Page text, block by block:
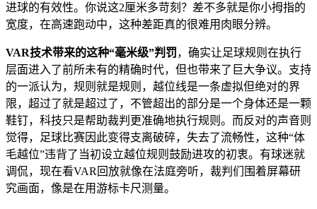
进球的有效性。你说这2厘米多苛刻？差不多就是你小拇指的
宽度，在高速跑动中，这种差距真的很难用肉眼分辨。
​VAR技术带来的这种“毫米级”判罚​​，确实让足球规则在执行
层面进入了前所未有的精确时代，但也带来了巨大争议。支持
的一派认为，规则就是规则，越位线是一条虚拟但绝对的界
限，超过了就是超过了，不管超出的部分是一个身体还是一颗
鞋钉，科技只是帮助裁判更准确地执行规则。而反对的声音则
觉得，足球比赛因此变得支离破碎，失去了流畅性，这种“体
毛越位”违背了当初设立越位规则鼓励进攻的初衷。有球迷就
调侃，现在看VAR回放就像在法庭旁听，裁判们围着屏幕研
究画面，像是在用游标卡尺测量。